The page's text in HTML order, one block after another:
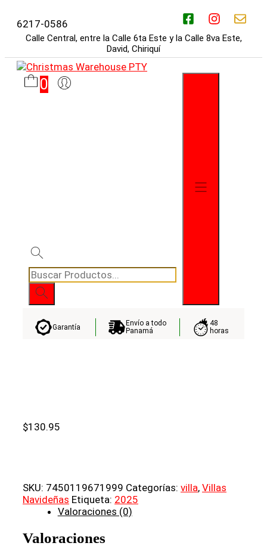
contenido
6217-0586
Calle Central, entre la Calle 6ta Este y la Calle 8va Este,
David, Chiriquí
0
Búsqueda
de
productos
Garantía
Envío a todo
Panamá
48
horas
$130.95
SKU: 7450119671999 Categorías: villa, Villas
Navideñas Etiqueta: 2025
Valoraciones (0)
Valoraciones